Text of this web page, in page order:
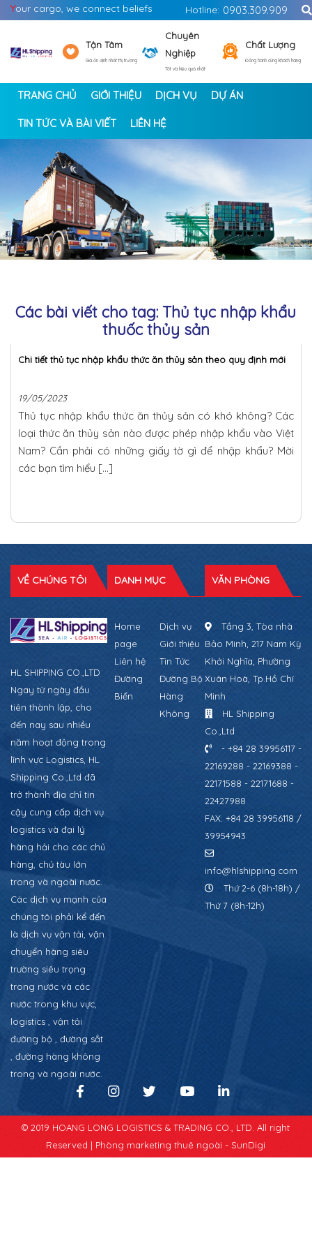
Your cargo, we connect beliefs Hotline: 0903.309.909
Tận Tâm
Giá ổn định nhất thị trường
Chuyên
Nghiệp
Tốt và hiệu quả nhất
Chất Lượng
Đồng hành cùng khách hàng
TRANG CHỦ GIỚI THIỆU DỊCH VỤ DỰ ÁN
TIN TỨC VÀ BÀI VIẾT LIÊN HỆ
< >
Các bài viết cho tag: Thủ tục nhập khẩu
thuốc thủy sản
Chi tiết thủ tục nhập khẩu thức ăn thủy sản theo quy định mới
19/05/2023
Thủ tục nhập khẩu thức ăn thủy sản có khó không? Các
loại thức ăn thủy sản nào được phép nhập khẩu vào Việt
Nam? Cần phải có những giấy tờ gì để nhập khẩu? Mời
các bạn tìm hiểu […]
VỀ CHÚNG TÔI
HL SHIPPING CO.,LTD
Ngay từ ngày đầu
tiên thành lập, cho
đến nay sau nhiều
năm hoạt động trong
lĩnh vực Logistics, HL
Shipping Co.,Ltd đã
trở thành địa chỉ tin
cậy cung cấp dịch vụ
logistics và đại lý
hàng hải cho các chủ
hàng, chủ tàu lớn
trong và ngoài nước.
Các dịch vụ mạnh của
chúng tôi phải kể đến
là dịch vụ vận tải, vận
chuyển hàng siêu
trường siêu trọng
trong nước và các
nước trong khu vực,
logistics , vận tải
đường bộ , đường sắt
, đường hàng không
trong và ngoài nước.
DANH MỤC
Home
page
Dịch vụ
Giới thiệu
Liên hệ
Tin Tức
Đường
Biển
Đường Bộ
Hàng
Không
VĂN PHÒNG
Tầng 3, Tòa nhà
Bảo Minh, 217 Nam Kỳ
Khởi Nghĩa, Phường
Xuân Hoà, Tp.Hồ Chí
Minh
HL Shipping
Co.,Ltd
- +84 28 39956117 -
22169288 - 22169388 -
22171588 - 22171688 -
22427988
FAX: +84 28 39956118 /
39954943
info@hlshipping.com
Thứ 2-6 (8h-18h) /
Thứ 7 (8h-12h)
© 2019 HOANG LONG LOGISTICS & TRADING CO., LTD. All right
Reserved | Phòng marketing thuê ngoài - SunDigi